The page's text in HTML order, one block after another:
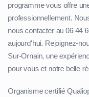
programme vous offre
professionnellement.
nous contacter au 06 44
aujourd'hui. Rejoignez-
Sur-Ornain, une
pour vous et notre belle
Organisme certifié